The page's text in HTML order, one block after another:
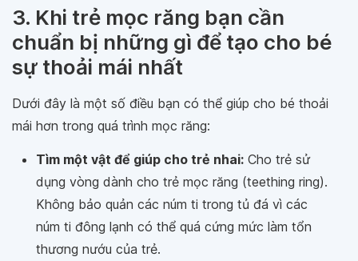
3. Khi trẻ mọc răng bạn cần
chuẩn bị những gì để tạo cho bé
sự thoải mái nhất
Dưới đây là một số điều bạn có thể giúp cho bé thoải
mái hơn trong quá trình mọc răng:
Tìm một vật để giúp cho trẻ nhai: Cho trẻ sử
dụng vòng dành cho trẻ mọc răng (teething ring).
Không bảo quản các núm ti trong tủ đá vì các
núm ti đông lạnh có thể quá cứng mức làm tổn
thương nướu của trẻ.